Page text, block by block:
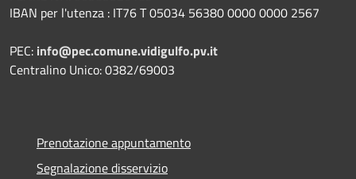
IBAN per l'utenza : IT76 T 05034 56380 0000 0000 2567
PEC: info@pec.comune.vidigulfo.pv.it
Centralino Unico: 0382/69003
Prenotazione appuntamento
Segnalazione disservizio